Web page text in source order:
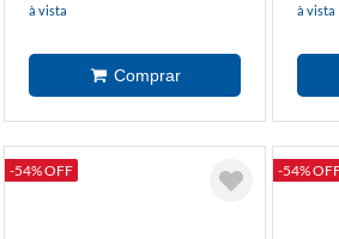
à vista à vista
-54% OFF -54%